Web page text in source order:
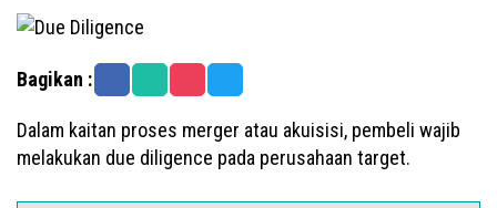
Bagikan :
Dalam kaitan proses merger atau akuisisi, pembeli wajib
melakukan due diligence pada perusahaan target.